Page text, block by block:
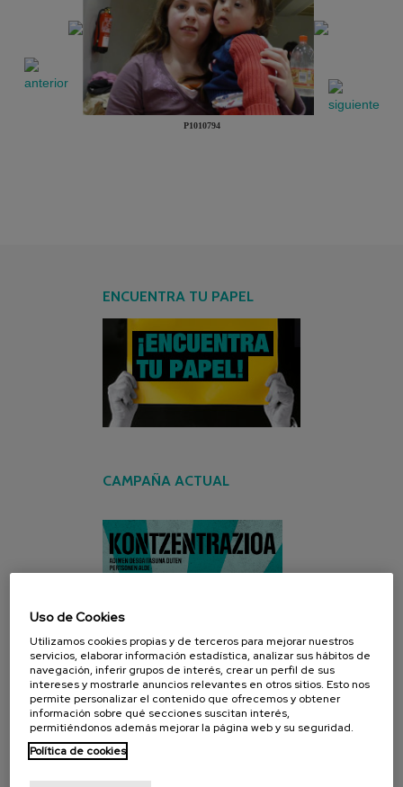
P1010794
ENCUENTRA TU PAPEL
CAMPAÑA ACTUAL
Uso de Cookies
Utilizamos cookies propias y de terceros para mejorar nuestros
servicios, elaborar información estadística, analizar sus hábitos de
navegación, inferir grupos de interés, crear un perfil de sus
intereses y mostrarle anuncios relevantes en otros sitios. Esto nos
permite personalizar el contenido que ofrecemos y obtener
información sobre qué secciones suscitan interés,
permitiéndonos además mejorar la página web y su seguridad.
Política de cookies